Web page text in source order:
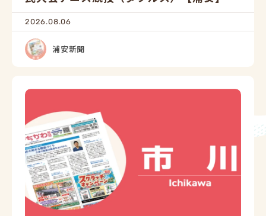
2026.08.06
浦安新聞